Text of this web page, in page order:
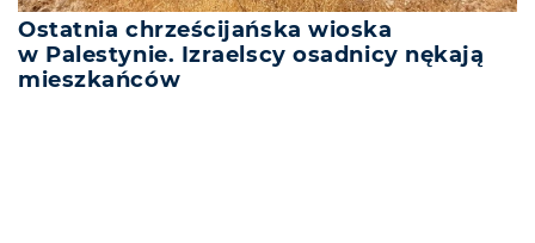
Ostatnia chrześcijańska wioska
w Palestynie. Izraelscy osadnicy nękają
mieszkańców